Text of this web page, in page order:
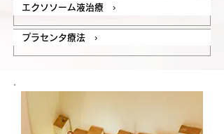
エクソソーム液治療 ›
プラセンタ療法 ›